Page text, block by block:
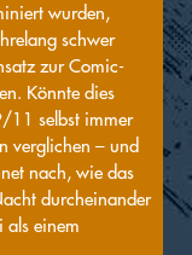
wurden,
schwer
zur Comic-
Könnte dies
11 selbst immer
verglichen – und
nach, wie das
durcheinander
als einem